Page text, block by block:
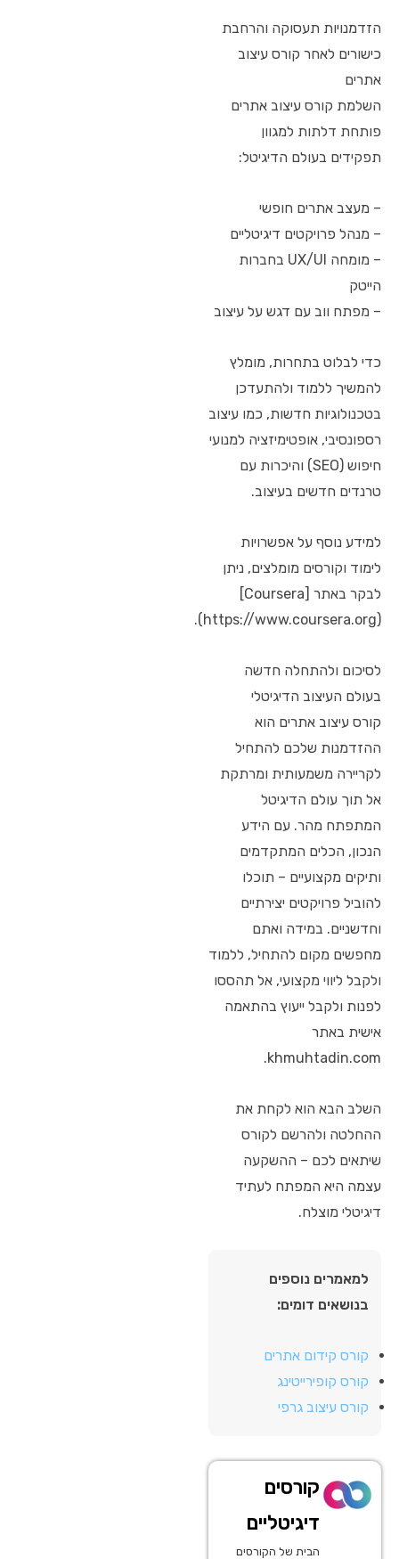
הזדמנויות תעסוקה והרחבת
כישורים לאחר קורס עיצוב
אתרים
השלמת קורס עיצוב אתרים
פותחת דלתות למגוון
תפקידים בעולם הדיגיטל:
– מעצב אתרים חופשי
– מנהל פרויקטים דיגיטליים
– מומחה UX/UI בחברות
הייטק
– מפתח ווב עם דגש על עיצוב
כדי לבלוט בתחרות, מומלץ
להמשיך ללמוד ולהתעדכן
בטכנולוגיות חדשות, כמו עיצוב
רספונסיבי, אופטימיזציה למנועי
חיפוש (SEO) והיכרות עם
טרנדים חדשים בעיצוב.
למידע נוסף על אפשרויות
לימוד וקורסים מומלצים, ניתן
לבקר באתר [Coursera]
(https://www.coursera.org).
לסיכום ולהתחלה חדשה
בעולם העיצוב הדיגיטלי
קורס עיצוב אתרים הוא
ההזדמנות שלכם להתחיל
לקריירה משמעותית ומרתקת
אל תוך עולם הדיגיטל
המתפתח מהר. עם הידע
הנכון, הכלים המתקדמים
ותיקים מקצועיים – תוכלו
להוביל פרויקטים יצירתיים
וחדשניים. במידה ואתם
מחפשים מקום להתחיל, ללמוד
ולקבל ליווי מקצועי, אל תהססו
לפנות ולקבל ייעוץ בהתאמה
אישית באתר
khmuhtadin.com.
השלב הבא הוא לקחת את
ההחלטה ולהרשם לקורס
שיתאים לכם – ההשקעה
עצמה היא המפתח לעתיד
דיגיטלי מוצלח.
למאמרים נוספים
בנושאים דומים:
קורס קידום אתרים
קורס קופירייטינג
קורס עיצוב גרפי
קורסים
דיגיטליים
הבית של הקורסים